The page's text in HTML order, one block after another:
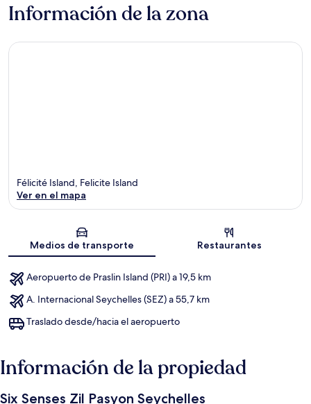
Información de la zona
Sección del mapa
Félicité Island, Felicite Island
Ver en el mapa
Medios de transporte Restaurantes
Aeropuerto de Praslin Island (PRI) a 19,5 km
A. Internacional Seychelles (SEZ) a 55,7 km
Traslado desde/hacia el aeropuerto
Información de la propiedad
Six Senses Zil Pasyon Seychelles